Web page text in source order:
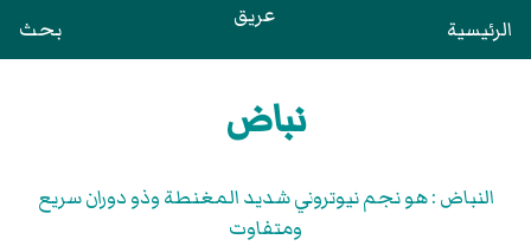
الرئيسية عريق بحث
نباض
النباض : هو نجم نيوتروني شديد المغنطة وذو دوران سريع
ومتفاوت